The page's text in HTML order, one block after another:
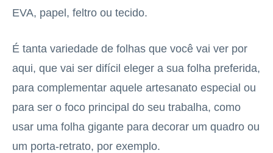
EVA, papel, feltro ou tecido.
É tanta variedade de folhas que você vai ver por
aqui, que vai ser difícil eleger a sua folha preferida,
para complementar aquele artesanato especial ou
para ser o foco principal do seu trabalha, como
usar uma folha gigante para decorar um quadro ou
um porta-retrato, por exemplo.